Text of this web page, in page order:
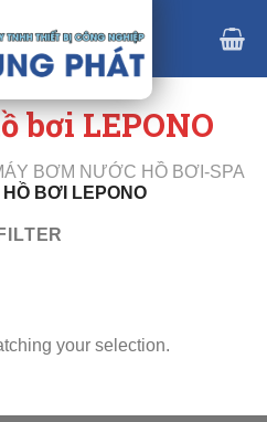
bơi LEPONO
BƠM NƯỚC HỒ BƠI-SPA
BƠI LEPONO
FILTER
your selection.